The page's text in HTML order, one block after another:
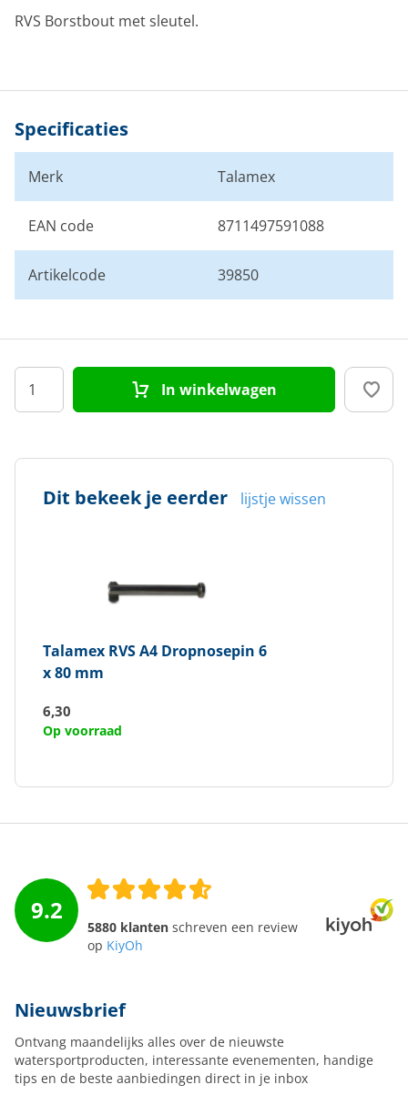
RVS Borstbout met sleutel.
Specificaties
Merk Talamex
EAN code 8711497591088
Artikelcode 39850
In winkelwagen
Dit bekeek je eerder lijstje wissen
Talamex RVS A4 Dropnosepin 6
x 80 mm
6,30
Op voorraad
9.2
5880 klanten schreven een review
op KiyOh
Nieuwsbrief
Ontvang maandelijks alles over de nieuwste
watersportproducten, interessante evenementen, handige
tips en de beste aanbiedingen direct in je inbox